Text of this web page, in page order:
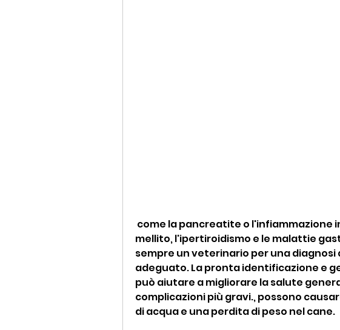
mellito, l'ipertiroidismo e le malattie
sempre un veterinario per una
adeguato. La pronta identificazione e
può aiutare a migliorare la salute
complicazioni più gravi., possono
di acqua e una perdita di peso nel cane.